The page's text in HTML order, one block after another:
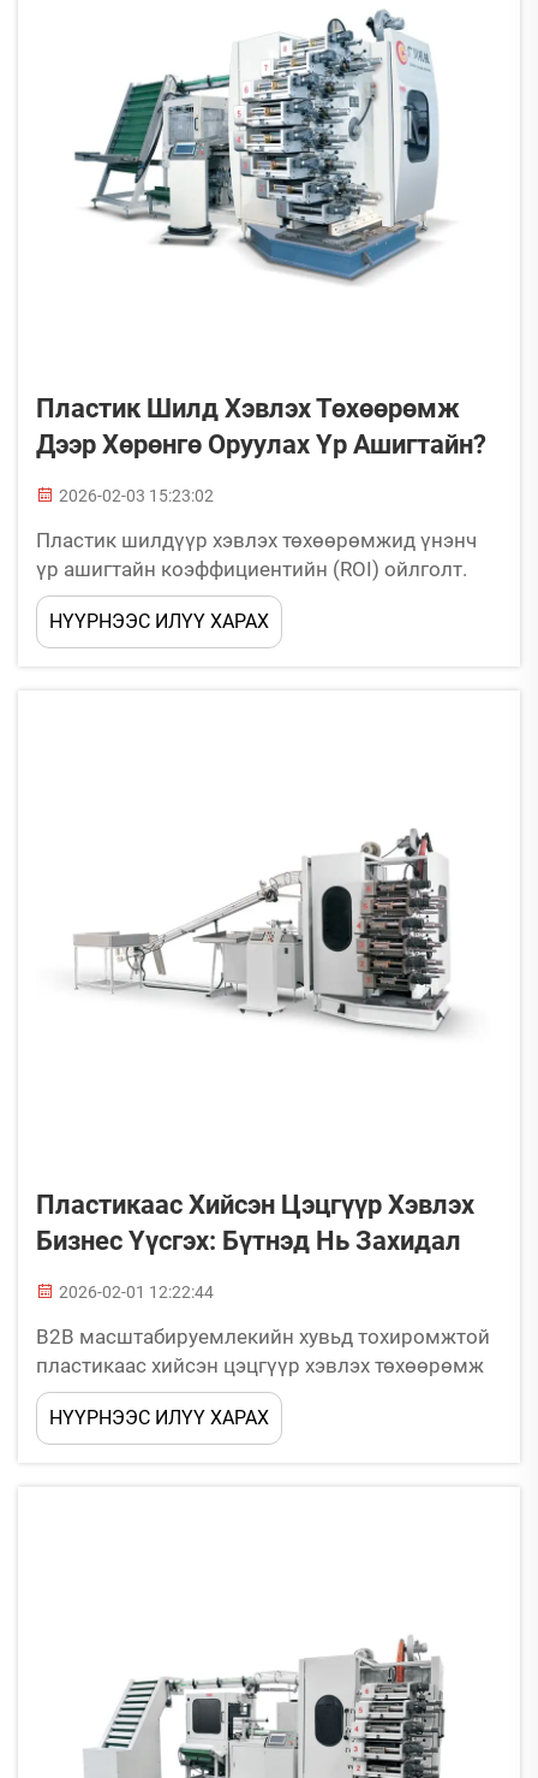
Пластик Шилд Хэвлэх Төхөөрөмж
Дээр Хөрөнгө Оруулах Үр Ашигтайн?
2026-02-03 15:23:02
Пластик шилдүүр хэвлэх төхөөрөмжид үнэнч
үр ашигтайн коэффициентийн (ROI) ойлголт.
Хөрөнгө оруулалтын бүтээмж: Төхөөрөмжийн
үнэд хүртэл хичнээн ширхэг пластик шилдүүр
хэвлэх вэ? Дээр дурдсан пластик шилдүүр
НҮҮРНЭЭС ИЛҮҮ ХАРАХ
Пластикаас Хийсэн Цэцгүүр Хэвлэх
Бизнес Үүсгэх: Бүтнэд Нь Захидал
2026-02-01 12:22:44
B2B масштабируемлекийн хувьд тохиромжтой
пластикаас хийсэн цэцгүүр хэвлэх төхөөрөмж
сонгох: Делгэц хэвлэлт, цифров хэвлэлт, дугуй
хэвлэлт — Технологийг бүтээд, дэлгэрэнгүй
бүтэц, суурин дээрх хүртэмжтүүнүүдтэй
НҮҮРНЭЭС ИЛҮҮ ХАРАХ